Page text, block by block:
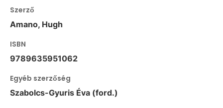
Szerző
Amano, Hugh
ISBN
9789635951062
Egyéb szerzőség
Szabolcs-Gyuris Éva (ford.)